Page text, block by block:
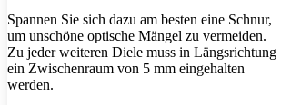
Spannen Sie sich dazu am besten eine Schnur,
um unschöne optische Mängel zu vermeiden.
Zu jeder weiteren Diele muss in Längsrichtung
ein Zwischenraum von 5 mm eingehalten
werden.